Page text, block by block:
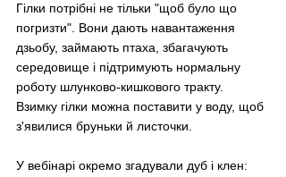
Гілки потрібні не тільки "щоб було що
погризти". Вони дають навантаження
дзьобу, займають птаха, збагачують
середовище і підтримують нормальну
роботу шлунково-кишкового тракту.
Взимку гілки можна поставити у воду, щоб
з'явилися бруньки й листочки.
У вебінарі окремо згадували дуб і клен: